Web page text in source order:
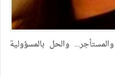
والحل بالمسؤولية